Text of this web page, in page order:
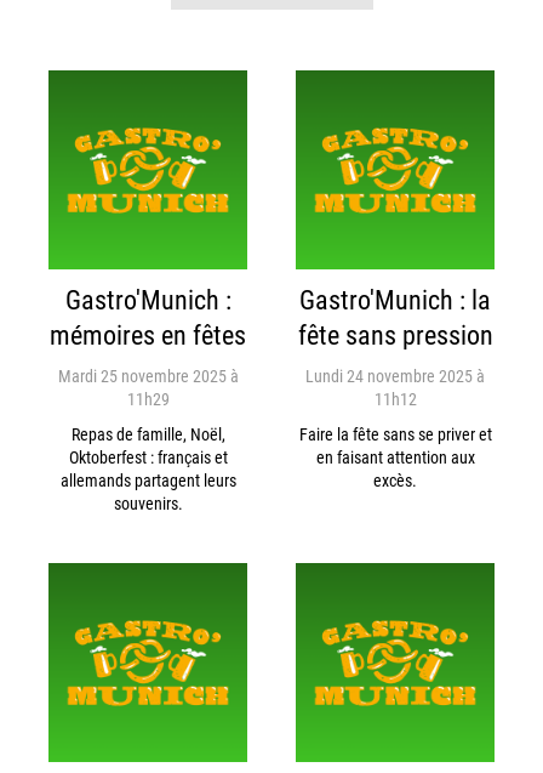
Gastro'Munich :
mémoires en fêtes
Mardi 25 novembre 2025 à
11h29
Repas de famille, Noël,
Oktoberfest : français et
allemands partagent leurs
souvenirs.
Gastro'Munich : la
fête sans pression
Lundi 24 novembre 2025 à
11h12
Faire la fête sans se priver et
en faisant attention aux
excès.